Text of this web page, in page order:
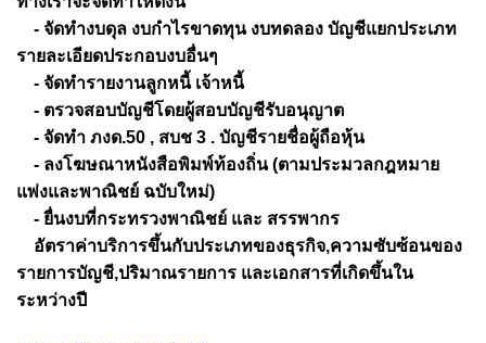
- จัดทำงบดุล งบกำไรขาดทุน งบทดลอง บัญชีแยกประเภท
รายละเอียดประกอบงบอื่นๆ
- จัดทำรายงานลูกหนี้ เจ้าหนี้
- ตรวจสอบบัญชีโดยผู้สอบบัญชีรับอนุญาต
- จัดทำ ภงด.50 , สบช 3 . บัญชีรายชื่อผู้ถือหุ้น
- ลงโฆษณาหนังสือพิมพ์ท้องถิ่น (ตามประมวลกฎหมาย
แพ่งและพาณิชย์ ฉบับใหม่)
- ยื่นงบที่กระทรวงพาณิชย์ และ สรรพากร
อัตราค่าบริการขึ้นกับประเภทของธุรกิจ,ความซับซ้อนของ
รายการบัญชี,ปริมาณรายการ และเอกสารที่เกิดขึ้นใน
ระหว่างปี